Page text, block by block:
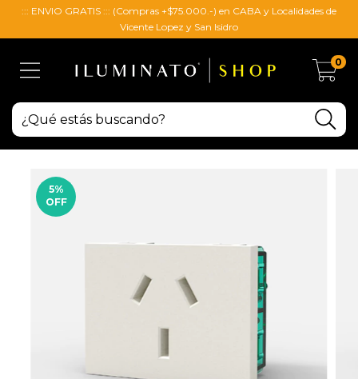
::: ENVIO GRATIS ::: (Compras +$75.000.-) en CABA y Localidades de
Vicente Lopez y San Isidro
0
5%
OFF